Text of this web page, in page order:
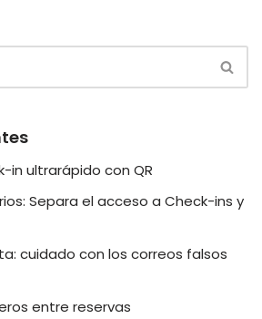
in ultrarápido con QR
Separa el acceso a Check-ins y
cuidado con los correos falsos
entre reservas